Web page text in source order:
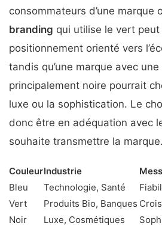
consommateurs d’une marque
branding qui utilise le vert peut
positionnement orienté vers
tandis qu’une marque avec
principalement noire pourrait
luxe ou la sophistication. Le
donc être en adéquation avec
souhaite transmettre la
CouleurIndustrie
Bleu
Technologie, Santé
Vert
Produits Bio, Banques
Noir
Luxe, Cosmétiques